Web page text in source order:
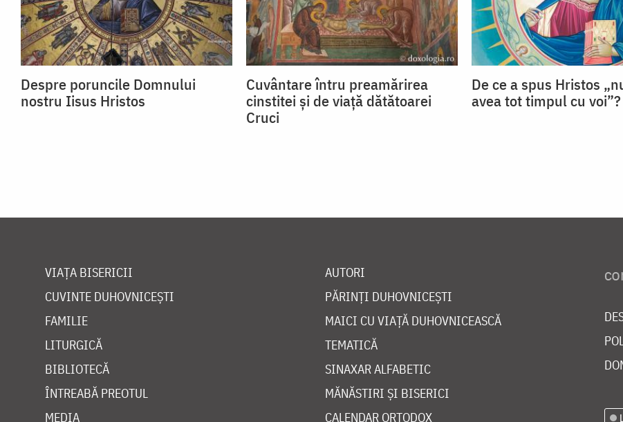
Despre poruncile Domnului
nostru Iisus Hristos
Cuvântare întru preamărirea
cinstitei și de viață dătătoarei
Cruci
De ce a spus Hristos
avea tot timpul cu voi”?
VIAȚA BISERICII
CUVINTE DUHOVNICEȘTI
FAMILIE
LITURGICĂ
BIBLIOTECĂ
ÎNTREABĂ PREOTUL
MEDIA
AUTORI
PĂRINȚI DUHOVNICEȘTI
MAICI CU VIAȚĂ DUHOVNICEASCĂ
TEMATICĂ
SINAXAR ALFABETIC
MĂNĂSTIRI ȘI BISERICI
CALENDAR ORTODOX